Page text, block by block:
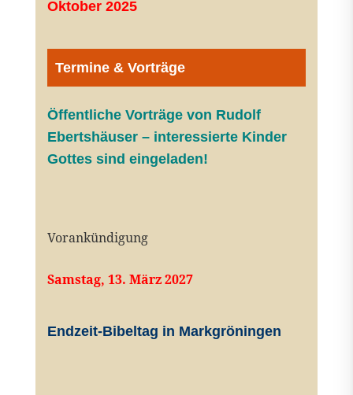
Oktober 2025
Termine & Vorträge
Öffentliche Vorträge von Rudolf
Ebertshäuser – interessierte Kinder
Gottes sind eingeladen!
Vorankündigung
Samstag, 13. März 2027
Endzeit-Bibeltag in Markgröningen